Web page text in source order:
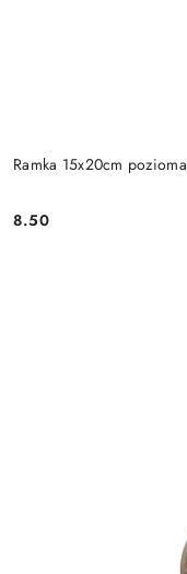
Ramka 15x20cm pozioma
Cena:
8.50